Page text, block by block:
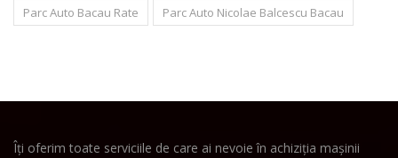
Parc Auto Bacau Rate
Parc Auto Nicolae Balcescu Bacau
Îți oferim toate serviciile de care ai nevoie în achiziția mașinii